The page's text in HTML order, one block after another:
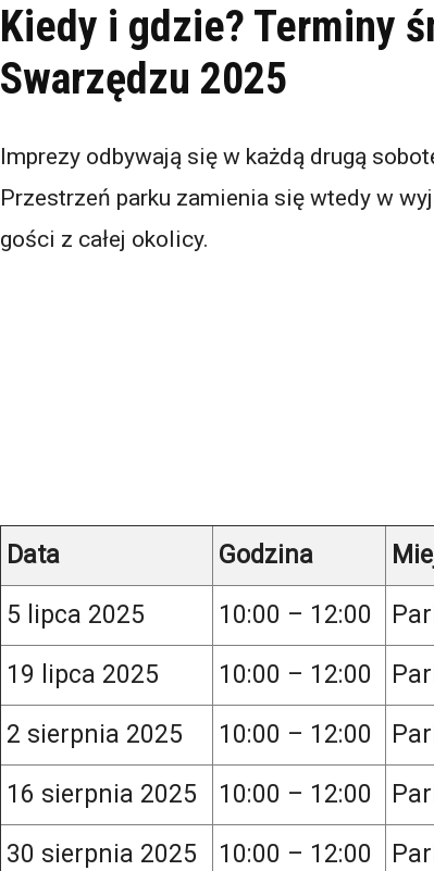
Kiedy i gdzie? Terminy
Swarzędzu 2025
Imprezy odbywają się w każdą drugą
Przestrzeń parku zamienia się wtedy w
gości z całej okolicy.
Data Godzina
5 lipca 2025 10:00 – 12:00
19 lipca 2025 10:00 – 12:00
2 sierpnia 2025 10:00 – 12:00
16 sierpnia 2025 10:00 – 12:00
30 sierpnia 2025 10:00 – 12:00